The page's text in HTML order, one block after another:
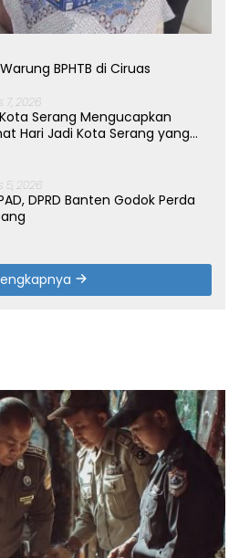
BPHTB di Ciruas
7, 2026
Kota Serang Mengucapkan
Hari Jadi Kota Serang yang
5, 2026
DPRD Banten Godok Perda